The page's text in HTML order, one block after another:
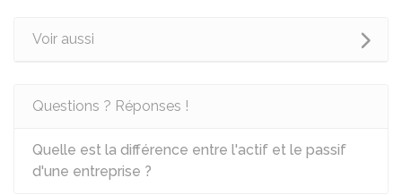
Voir aussi
Questions ? Réponses !
Quelle est la différence entre l'actif et le passif
d'une entreprise ?